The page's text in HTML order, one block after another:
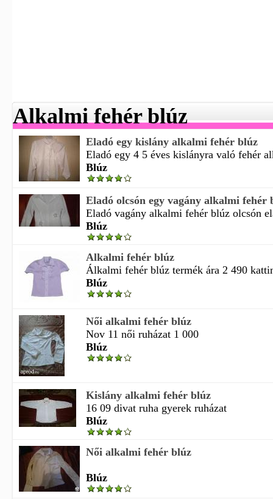
Alkalmi fehér blúz
Eladó egy kislány alkalmi fehér blúz
Eladó egy 4 5 éves kislányra való fehér
Blúz
Eladó olcsón egy vagány alkalmi fehér
Eladó vagány alkalmi fehér blúz olcsón
Blúz
Alkalmi fehér blúz
Álkalmi fehér blúz termék ára 2 490
Blúz
Női alkalmi fehér blúz
Nov 11 női ruházat 1 000
Blúz
Kislány alkalmi fehér blúz
16 09 divat ruha gyerek ruházat
Blúz
Női alkalmi fehér blúz
Blúz